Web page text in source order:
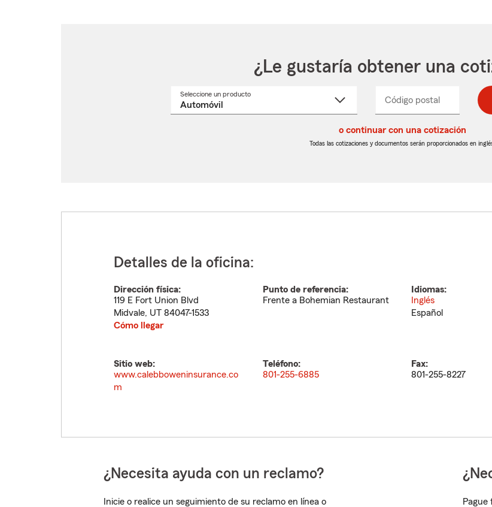
¿Le gustaría obtener una
Seleccione un productoSeleccione
Código postal
postal
de
postal
de
_____
o continuar con una cotización
Todas las cotizaciones y documentos serán proporcionados en
Detalles de la oficina:
Dirección física:
119 E Fort Union Blvd
Midvale, UT 84047-1533
Cómo llegar
Punto de referencia:
Frente a Bohemian Restaurant
Idiomas:
Inglés
Español
Sitio web:
www.calebboweninsurance.co
m
Teléfono:
801-255-6885
Fax:
801-255-8227
¿Necesita ayuda con un reclamo?
Inicie o realice un seguimiento de su reclamo en línea o